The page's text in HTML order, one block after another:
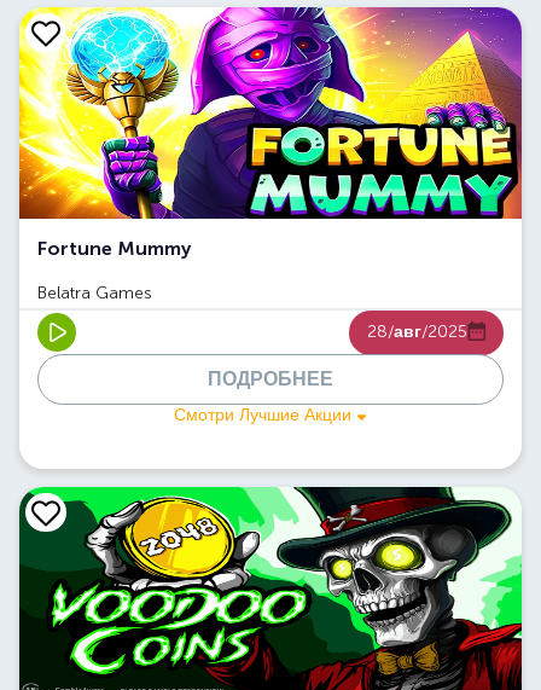
Fortune Mummy
Belatra Games
28/авг/2025
ПОДРОБНЕЕ
Смотри Лучшие Акции